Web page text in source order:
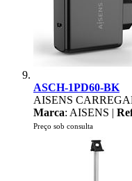
ASCH-1PD60-BK
AISENS
Marca: AISENS |
Preço sob consulta